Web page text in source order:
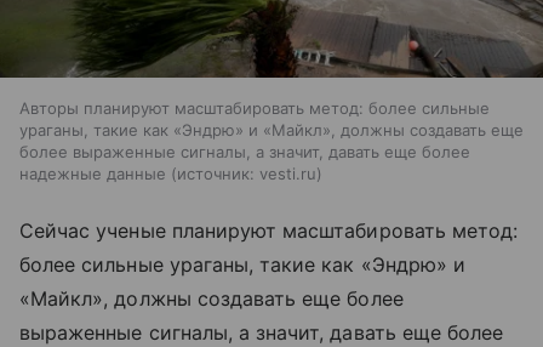
Авторы планируют масштабировать метод: более сильные
ураганы, такие как «Эндрю» и «Майкл», должны создавать еще
более выраженные сигналы, а значит, давать еще более
надежные данные
источник: vesti.ru
Сейчас ученые планируют масштабировать метод:
более сильные ураганы, такие как «Эндрю» и
«Майкл», должны создавать еще более
выраженные сигналы, а значит, давать еще более